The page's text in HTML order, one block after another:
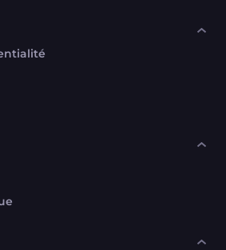
en attente. C'est un leurre.